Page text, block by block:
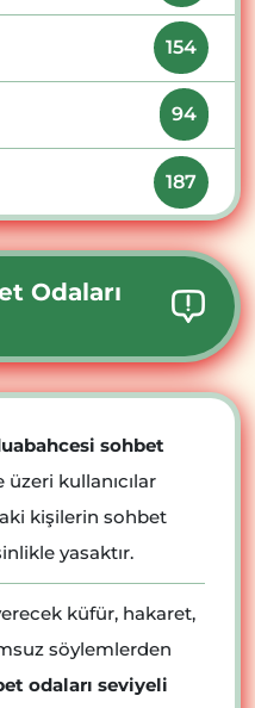
154
94
187
Odaları
sohbet
üzeri kullanıcılar
kişilerin sohbet
yasaktır.
küfür, hakaret,
söylemlerden
odaları seviyeli